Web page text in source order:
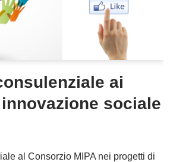
ai
sociale
al Consorzio MIPA nei progetti di